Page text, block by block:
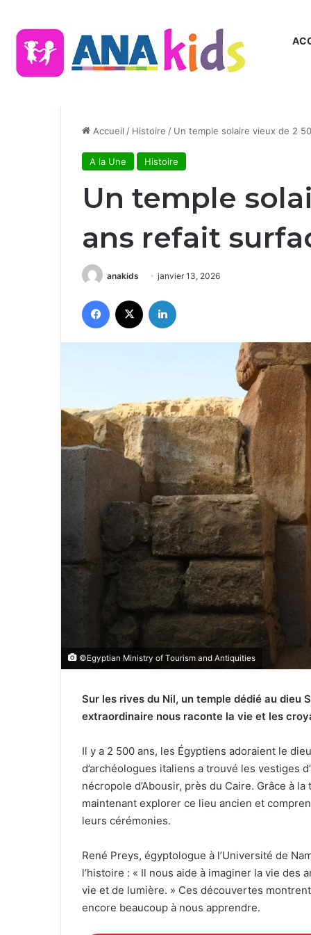
Accueil / Histoire / Un temple solaire vieux de 2
A la Une Histoire
Un temple
ans refait
anakids janvier 13, 2026
Facebook
©Egyptian Ministry of Tourism and Antiquities
Sur les rives du Nil, un temple dédié au
extraordinaire nous raconte la vie et les
Il y a 2 500 ans, les Égyptiens adoraient le
d’archéologues italiens a trouvé les vestiges
nécropole d’Abousir, près du Caire. Grâce à
maintenant explorer ce lieu ancien et
leurs cérémonies.
René Preys, égyptologue à l’Université de
l’histoire : « Il nous aide à imaginer la vie
vie et de lumière. » Ces découvertes
encore beaucoup à nous apprendre.